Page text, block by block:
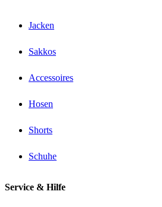
Jacken
Sakkos
Accessoires
Hosen
Shorts
Schuhe
Service & Hilfe